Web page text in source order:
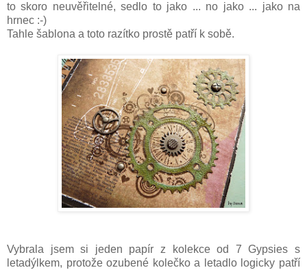
to skoro neuvěřitelné, sedlo to jako ... no jako ... jako na
hrnec :-)
Tahle šablona a toto razítko prostě patří k sobě.
Vybrala jsem si jeden papír z kolekce od 7 Gypsies s
letadýlkem, protože ozubené kolečko a letadlo logicky patří